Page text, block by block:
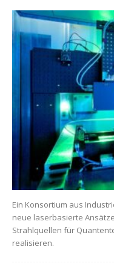
Ein Konsortium aus
neue laserbasierte
Strahlquellen für
realisieren.